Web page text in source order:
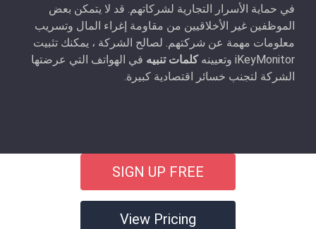
في حماية الأسرار التجارية لشركاتهم. قد لا يتمكن بعض
الموظفين غير الأخلاقيين من مقاومة إغراء المال وتسريب
معلومات مهمة عن شركتهم. لصالح الشركة ، يمكنك تثبيت
iKeyMonitor وتعيينه
كلمات تنبيه في الهواتف التي عرضتها
الشركة لتجنب خسائر اقتصادية كبيرة.
SIGN UP FREE
View Pricing